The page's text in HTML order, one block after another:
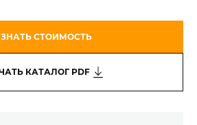
КОВША / РУКОЯТИ, ТОНН 10
СТОИМОСТЬ
КАТАЛОГ PDF